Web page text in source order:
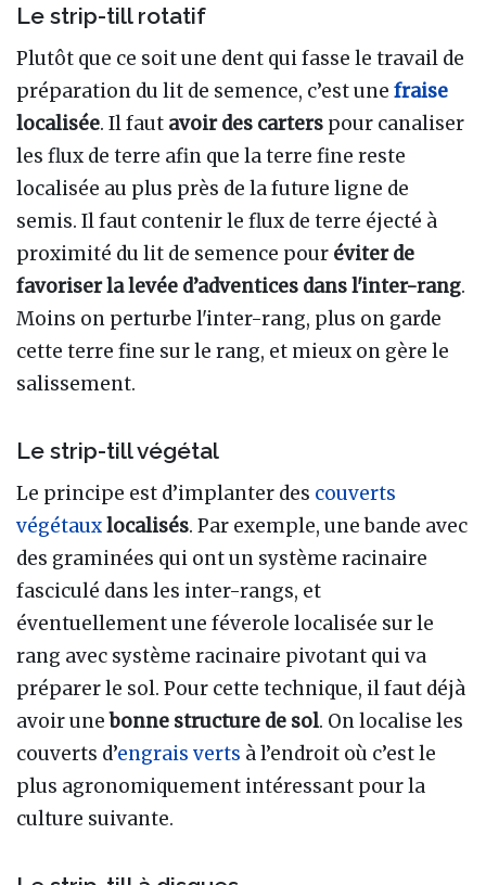
Le strip-till rotatif
Plutôt que ce soit une dent qui fasse le travail de
préparation du lit de semence, c’est une fraise
localisée. Il faut avoir des carters pour canaliser
les flux de terre afin que la terre fine reste
localisée au plus près de la future ligne de
semis. Il faut contenir le flux de terre éjecté à
proximité du lit de semence pour éviter de
favoriser la levée d’adventices dans l'inter-rang.
Moins on perturbe l'inter-rang, plus on garde
cette terre fine sur le rang, et mieux on gère le
salissement.
Le strip-till végétal
Le principe est d’implanter des couverts
végétauxlocalisés. Par exemple, une bande avec
des graminées qui ont un système racinaire
fasciculé dans les inter-rangs, et
éventuellement une féverole localisée sur le
rang avec système racinaire pivotant qui va
préparer le sol. Pour cette technique, il faut déjà
avoir unebonne structure de sol. On localise les
couverts d’engrais verts à l’endroit où c’est le
plus agronomiquement intéressant pour la
culture suivante.